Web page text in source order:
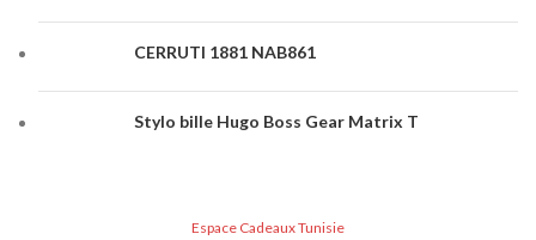
CERRUTI 1881 NAB861
Stylo bille Hugo Boss Gear Matrix T
Espace Cadeaux Tunisie